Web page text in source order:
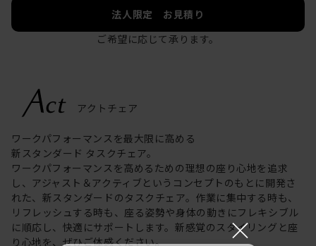
法人限定 お見積り
ご希望に応じて承ります。
ワークパフォーマンスを最大限に高める
新スタンダード タスクチェア。
ワークパフォーマンスを高めるための理想の座り心地を追求
し、アジャスト＆アクティブというコンセプトのもとに開発さ
れた、新スタンダードのタスクチェア。作業に集中する時も、
リフレッシュする時も、座る姿勢や身体の動きにフレキシブル
に順応し、快適にサポートします。新感覚のスタイリングと座
り心地を、ぜひご体感ください。
×